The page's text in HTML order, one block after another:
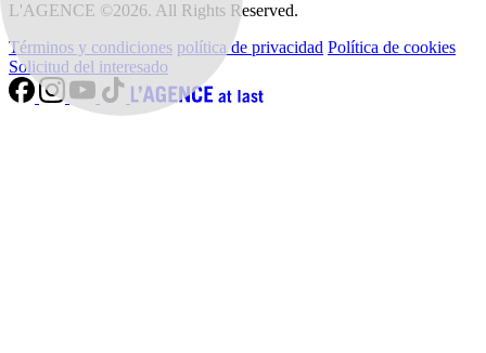
L'AGENCE ©2026. All Rights Reserved.
Términos y condiciones política de privacidad Política de cookies
Solicitud del interesado